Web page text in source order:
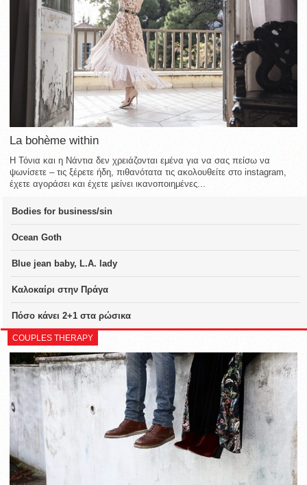
La bohème within
Η Τόνια και η Νάντια δεν χρειάζονται εμένα για να σας πείσω να
ψωνίσετε – τις ξέρετε ήδη, πιθανότατα τις ακολουθείτε στο instagram,
έχετε αγοράσει και έχετε μείνει ικανοποιημένες...
Bodies for business/sin
Ocean Goth
Blue jean baby, L.A. lady
Καλοκαίρι στην Πράγα
Πόσο κάνει 2+1 στα ρώσικα
COUPLES THERAPY